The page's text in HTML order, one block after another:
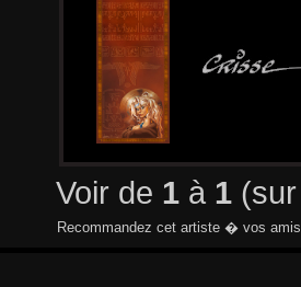
Voir de 1 à 1
Recommandez cet artiste � vos